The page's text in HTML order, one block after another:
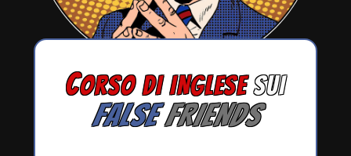
CORSO DI INGLESESUI
FALSEFRIENDS